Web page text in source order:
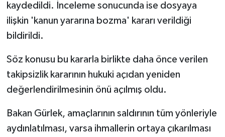
kaydedildi. İnceleme sonucunda ise dosyaya
ilişkin 'kanun yararına bozma' kararı verildiği
bildirildi.
Söz konusu bu kararla birlikte daha önce verilen
takipsizlik kararının hukuki açıdan yeniden
değerlendirilmesinin önü açılmış oldu.
Bakan Gürlek, amaçlarının saldırının tüm yönleriyle
aydınlatılması, varsa ihmallerin ortaya çıkarılması